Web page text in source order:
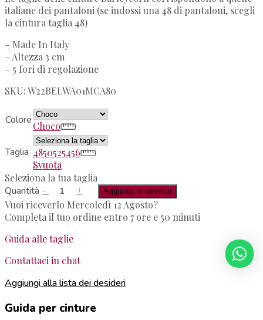
italiane dei pantaloni (se indossi una 48 di pantaloni, scegli
la cintura taglia 48)
– Made In Italy
– Altezza 3 cm
– 5 fori di regolazione
SKU: W22BELWA01MCA80
ColoreChoco
Taglia 4850525456
Svuota
Seleziona la tua taglia
Quantità - + Aggiungi al carrello
Vuoi riceverlo Mercoledì 12 Agosto?
Completa il tuo ordine entro 7 ore e 50 minuti
Guida alle taglie
Contattaci in chat
Aggiungi alla lista dei desideri
Guida per cinture